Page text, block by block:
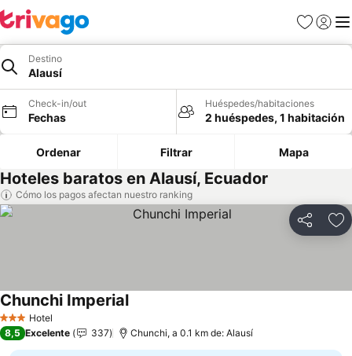
Favoritos
Iniciar
Destino
Alausí
Check-in/out
Fechas
Huéspedes/habitaciones
2 huéspedes, 1 habitación
Ordenar Filtrar Mapa
Hoteles baratos en Alausí, Ecuador
Cómo los pagos afectan nuestro ranking
Compartir
3 Estrellas
Hotel
Chunchi ImperialVer precios
8,5 Excelente 337 Chunchi, a 0.1 km de: Alausí